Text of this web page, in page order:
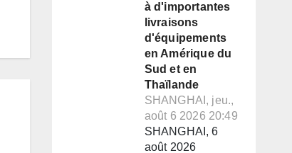
à d'importantes
livraisons
d'équipements
en Amérique du
Sud et en
Thaïlande
SHANGHAI, jeu.,
août 6 2026 20:49
SHANGHAI, 6
août 2026